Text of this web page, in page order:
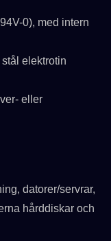
0), med intern
elektrotin
eller
datorer/servrar,
hårddiskar och